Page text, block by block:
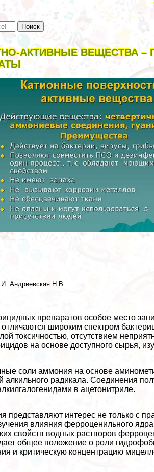
АКТИВНЫЕ ВЕЩЕСТВА –
Андриевская Н.В.
препаратов особое место
широким спектром
токсичностью, отсутствием
на основе доступного сырья,
соли аммония на основе
радикала. Соединения
в ацетонитриле.
интерес не только с
влияния ферроценильного
свойств водных растворов
общее положение о роли
и критическую концентрацию